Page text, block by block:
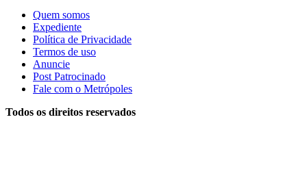
Quem somos
Expediente
Política de Privacidade
Termos de uso
Anuncie
Post Patrocinado
Fale com o Metrópoles
Todos os direitos reservados